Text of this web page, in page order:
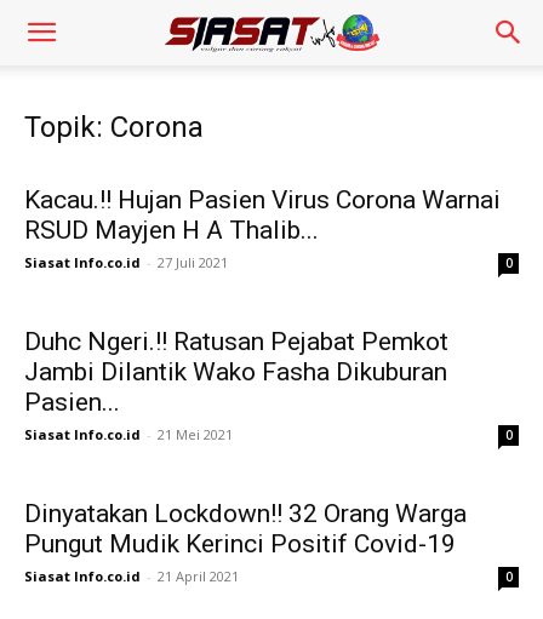
Topik: Corona
Kacau.!! Hujan Pasien Virus Corona Warnai
RSUD Mayjen H A Thalib...
Siasat Info.co.id - 27 Juli 2021 0
Duhc Ngeri.!! Ratusan Pejabat Pemkot
Jambi Dilantik Wako Fasha Dikuburan
Pasien...
Siasat Info.co.id - 21 Mei 2021 0
Dinyatakan Lockdown!! 32 Orang Warga
Pungut Mudik Kerinci Positif Covid-19
Siasat Info.co.id - 21 April 2021 0